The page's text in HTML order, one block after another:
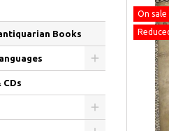
Books
CDs
On sale